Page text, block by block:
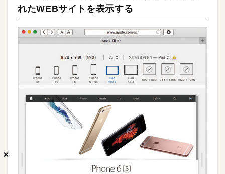
×
×
×
れたWEBサイトを表示する